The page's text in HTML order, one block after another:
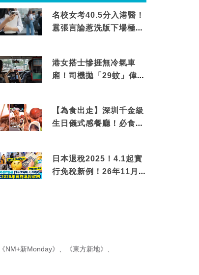
名校女考40.5分入港醫！
囂張言論惹洗版下場極震
港女搭士慘捱無冷氣車
廂！司機拋「29蚊」偉論
【為食出走】深圳千金級
生日儀式感餐廳！必食失
日本退稅2025！4.1起實
行免稅新例！26年11月
《NM+新Monday》 《東方新地》